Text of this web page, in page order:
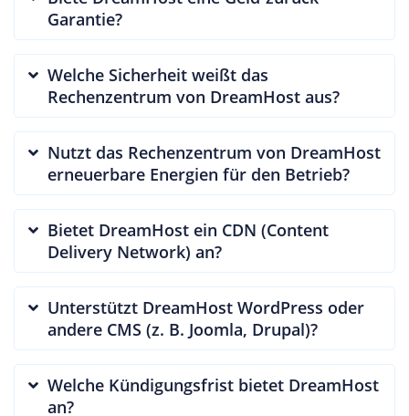
Garantie?
Welche Sicherheit weißt das
Rechenzentrum von DreamHost aus?
Nutzt das Rechenzentrum von DreamHost
erneuerbare Energien für den Betrieb?
Bietet DreamHost ein CDN (Content
Delivery Network) an?
Unterstützt DreamHost WordPress oder
andere CMS (z. B. Joomla, Drupal)?
Welche Kündigungsfrist bietet DreamHost
an?